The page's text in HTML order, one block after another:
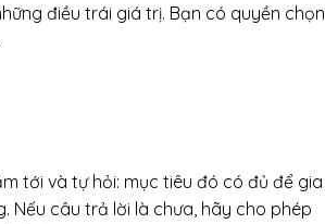
điều trái giá trị. Bạn có quyền chọn
tới và tự hỏi: mục tiêu đó có đủ để gia
câu trả lời là chưa, hãy cho phép